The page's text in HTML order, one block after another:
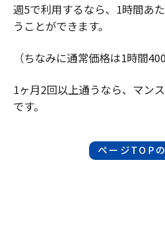
週5で利用するなら、1時間あ
うことができます。
（ちなみに通常価格は1時間
1ヶ月2回以上通うなら、マン
です。
ページTOP